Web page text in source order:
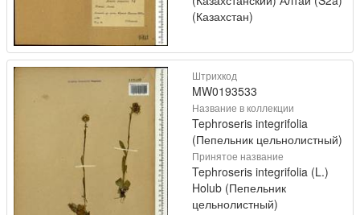
(Казахстан)
Штрихкод
MW0193533
Название в коллекции
Tephroseris integrifolia
(Пепельник цельнолистный)
Принятое название
Tephroseris integrifolia (L.)
Holub (Пепельник
цельнолистный)